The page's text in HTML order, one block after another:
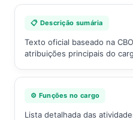
📋 Descrição sumária
Texto oficial baseado na
atribuições principais do
⚙️ Funções no cargo
Lista detalhada das